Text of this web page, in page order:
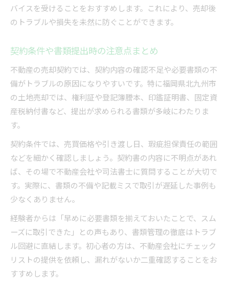
バイスを受けることをおすすめします。これにより、売却後
のトラブルや損失を未然に防ぐことができます。
契約条件や書類提出時の注意点まとめ
不動産の売却契約では、契約内容の確認不足や必要書類の不
備がトラブルの原因になりやすいです。特に福岡県北九州市
の土地売却では、権利証や登記簿謄本、印鑑証明書、固定資
産税納付書など、提出が求められる書類が多岐にわたりま
す。
契約条件では、売買価格や引き渡し日、瑕疵担保責任の範囲
などを細かく確認しましょう。契約書の内容に不明点があれ
ば、その場で不動産会社や司法書士に質問することが大切で
す。実際に、書類の不備や記載ミスで取引が遅延した事例も
少なくありません。
経験者からは「早めに必要書類を揃えておいたことで、スム
ーズに取引できた」との声もあり、書類管理の徹底はトラブ
ル回避に直結します。初心者の方は、不動産会社にチェック
リストの提供を依頼し、漏れがないか二重確認することをお
すすめします。